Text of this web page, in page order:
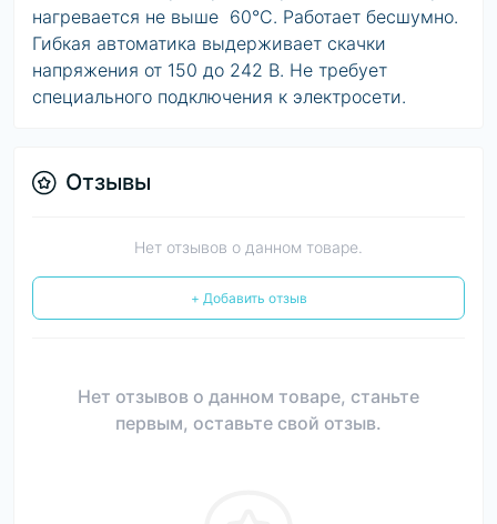
нагревается не выше 60°С. Работает бесшумно.
Гибкая автоматика выдерживает скачки
напряжения от 150 до 242 В. Не требует
специального подключения к электросети.
Отзывы
Нет отзывов о данном товаре.
+ Добавить отзыв
Нет отзывов о данном товаре, станьте
первым, оставьте свой отзыв.